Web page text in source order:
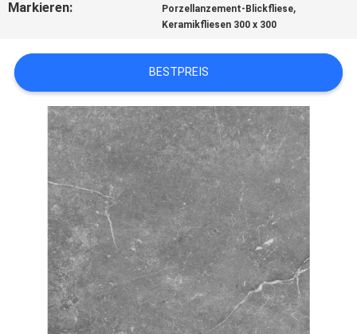
SITEMAP
DATENSCHUTZRICHTLINIE
Markieren: Porzellanzement-Blickfliese,
Keramikfliesen 300 x 300
BESTPREIS